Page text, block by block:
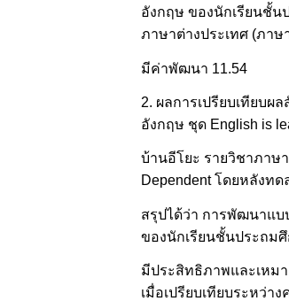
อังกฤษ ของนักเรียนชั้น
ภาษาต่างประเทศ (ภาษ
มีค่าพัฒนา 11.54
2. ผลการเปรียบเทียบ
อังกฤษ ชุด English is
บ้านอีโยะ รายวิชาภาษ
Dependent โดยหลังท
สรุปได้ว่า การพัฒนาแบ
ของนักเรียนชั้นประถมศึ
มีประสิทธิภาพและเหม
เมื่อเปรียบเทียบระหว่า